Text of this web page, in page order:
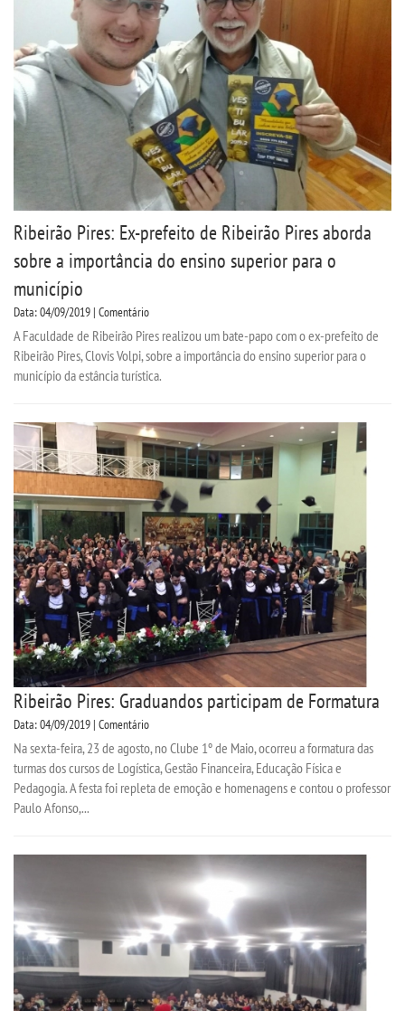
Ribeirão Pires: Ex-prefeito de Ribeirão Pires aborda
sobre a importância do ensino superior para o
município
Data: 04/09/2019 | Comentário
A Faculdade de Ribeirão Pires realizou um bate-papo com o ex-prefeito de
Ribeirão Pires, Clovis Volpi, sobre a importância do ensino superior para o
município da estância turística.
Ribeirão Pires: Graduandos participam de Formatura
Data: 04/09/2019 | Comentário
Na sexta-feira, 23 de agosto, no Clube 1º de Maio, ocorreu a formatura das
turmas dos cursos de Logística, Gestão Financeira, Educação Física e
Pedagogia. A festa foi repleta de emoção e homenagens e contou o professor
Paulo Afonso,...